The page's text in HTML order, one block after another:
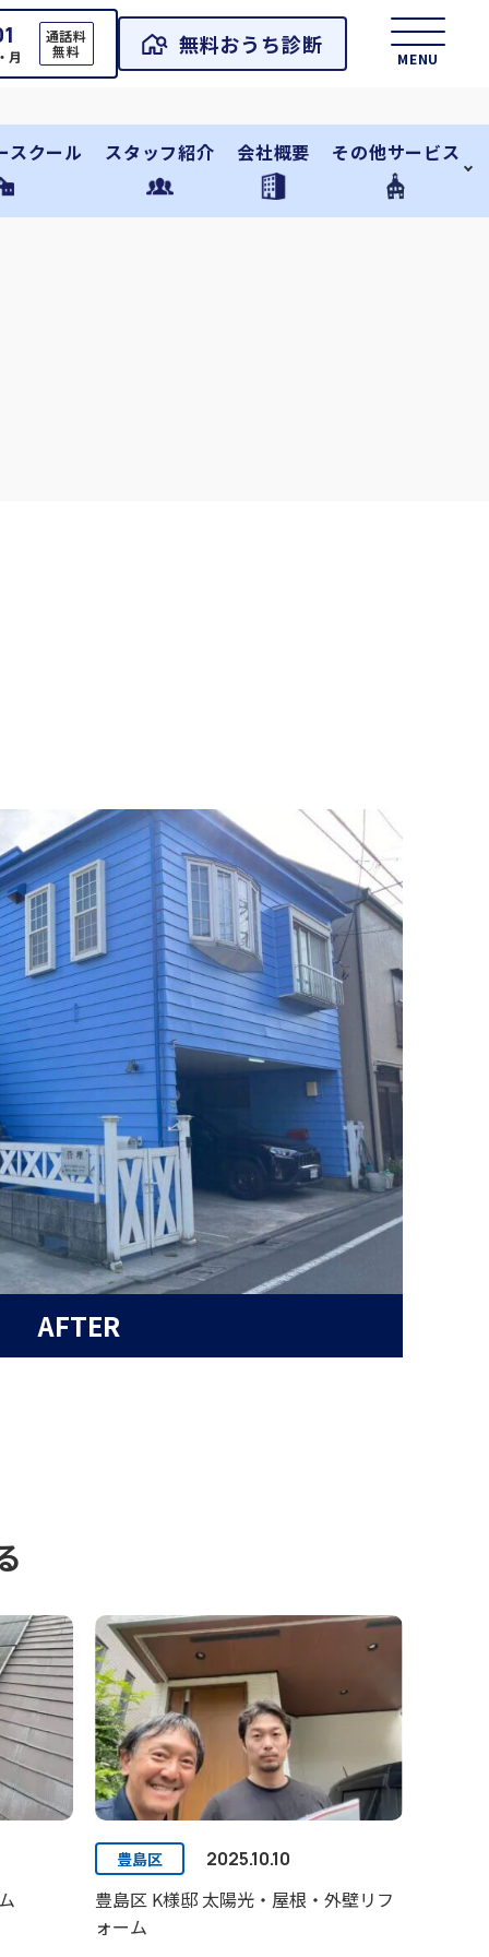
月
通話料
無料
無料おうち診断
スクール スタッフ紹介 会社概要 その他サービス
MENU
AFTER
豊島区 2025.10.10
豊島区 K様邸 太陽光・屋根・外壁リフ
ォーム